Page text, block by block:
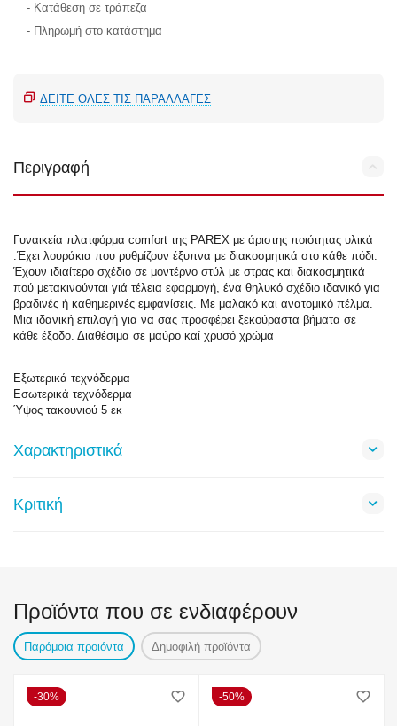
- Κατάθεση σε τράπεζα
- Πληρωμή στο κατάστημα
ΔΕΊΤΕ ΌΛΕΣ ΤΙΣ ΠΑΡΑΛΛΑΓΈΣ
Περιγραφή
Γυναικεία πλατφόρμα comfort της PAREX με άριστης ποιότητας υλικά
.Έχει λουράκια που ρυθμίζουν έξυπνα με διακοσμητικά στο κάθε πόδι.
Έχουν ιδιαίτερο σχέδιο σε μοντέρνο στύλ με στρας και διακοσμητικά
πού μετακινούνται γιά τέλεια εφαρμογή, ένα θηλυκό σχέδιο ιδανικό για
βραδινές ή καθημερινές εμφανίσεις. Με μαλακό και ανατομικό πέλμα.
Μια ιδανική επιλογή για να σας προσφέρει ξεκούραστα βήματα σε
κάθε έξοδο. Διαθέσιμα σε μαύρο καί χρυσό χρώμα
Εξωτερικά τεχνόδερμα
Εσωτερικά τεχνόδερμα
Ύψος τακουνιού 5 εκ
Χαρακτηριστικά
Κριτική
Προϊόντα που σε ενδιαφέρουν
Παρόμοια προιόντα Δημοφιλή προϊόντα
30% 50%